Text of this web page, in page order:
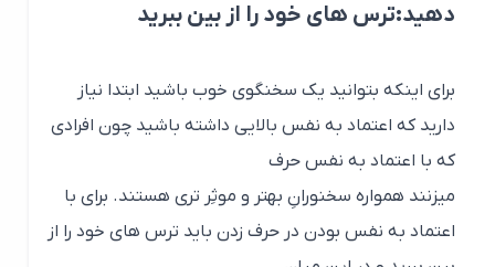
دهید:ترس های خود را از بین ببرید
برای اینکه بتوانید یک سخنگوی خوب باشید ابتدا نیاز
دارید که اعتماد به نفس بالایی داشته باشید چون افرادی
که با اعتماد به نفس حرف
میزنند همواره سخنورانِ بهتر و موثِر تری هستند. برای با
اعتماد به نفس بودن در حرف زدن باید ترس های خود را از